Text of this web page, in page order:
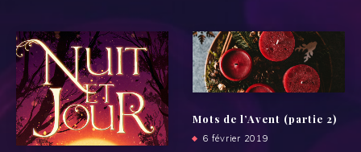
Mots de l’Avent (partie 2)
6 février 2019